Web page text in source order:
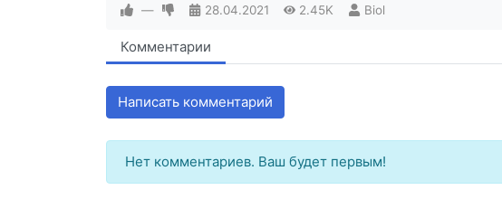
— 28.04.2021 2.45K Biol
Комментарии
Написать комментарий
Нет комментариев. Ваш будет первым!